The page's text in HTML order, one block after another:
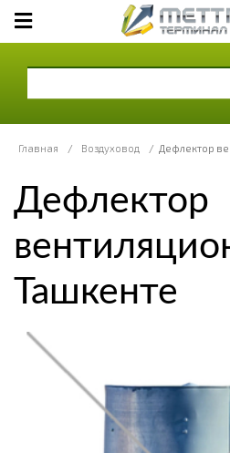
Главная / Воздуховод / Дефлектор
Дефлектор
Ташкенте